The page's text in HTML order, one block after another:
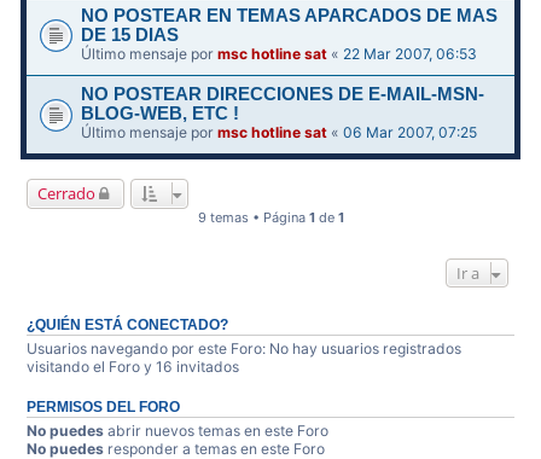
NO POSTEAR EN TEMAS APARCADOS DE MAS
DE 15 DIAS
Último mensaje pormsc hotline sat « 22 Mar 2007, 06:53
NO POSTEAR DIRECCIONES DE E-MAIL-MSN-
BLOG-WEB, ETC !
Último mensaje pormsc hotline sat «06 Mar 2007, 07:25
Cerrado
9 temas • Página 1 de 1
Ir a
¿QUIÉN ESTÁ CONECTADO?
Usuarios navegando por este Foro: No hay usuarios registrados
visitando el Foro y 16 invitados
PERMISOS DEL FORO
No puedes abrir nuevos temas en este Foro
No puedes responder a temas en este Foro